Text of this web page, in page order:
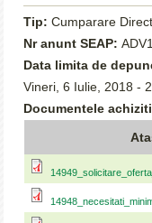
Tip:Cumparare
Nr anunt SEAP:
Data limita de
Vineri, 6 Iulie, 2018 -
Documentele